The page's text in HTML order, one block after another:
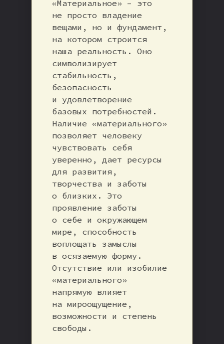
«Материальное» – это
не просто владение
вещами, но и фундамент,
на котором строится
наша реальность. Оно
символизирует
стабильность,
безопасность
и удовлетворение
базовых потребностей.
Наличие «материального»
позволяет человеку
чувствовать себя
уверенно, дает ресурсы
для развития,
творчества и заботы
о близких. Это
проявление заботы
о себе и окружающем
мире, способность
воплощать замыслы
в осязаемую форму.
Отсутствие или изобилие
«материального»
напрямую влияет
на мироощущение,
возможности и степень
свободы.